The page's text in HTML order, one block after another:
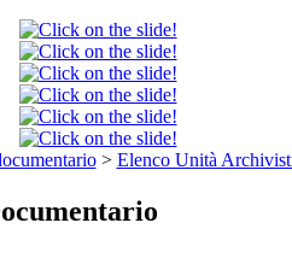
> Elenco Unità